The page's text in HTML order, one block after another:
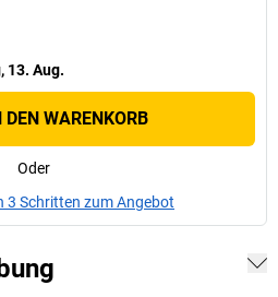
13. Aug.
DEN WARENKORB
Oder
3 Schritten zum Angebot